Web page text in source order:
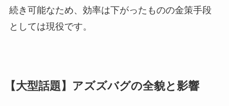
続き可能なため、効率は下がったものの金策手段
としては現役です。
【大型話題】アズズバグの全貌と影響